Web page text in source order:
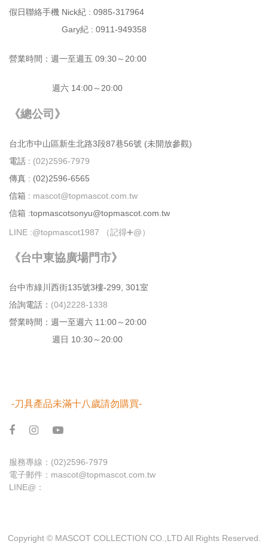
假日聯絡手機 Nick紀 : 0985-317964
Gary紀 : 0911-949358
營業時間：週⼀⾄週五 09:30～20:00
週六 14:00～20:00
《總公司》
台北市中⼭區新⽣北路3段87巷56號 (未開放參觀)
電話 : (02)2596-7979
傳真 : (02)2596-6565
信箱 : mascot@topmascot.com.tw
信箱 :topmascotsonyu@topmascot.com.tw
LINE :@topmascot1987 （記得➕@）
《台中東協廣場門市》
台中市綠川⻄街135號3樓-299, 301室
洽詢電話： (04)2228-1338
營業時間：週⼀⾄週六 11:00～20:00
週日 10:30～20:00
-刀具產品未滿十八歲請勿購買-
服務專線： (02)2596-7979
電子郵件： mascot@topmascot.com.tw
LINE@：
Copyright © MASCOT COLLECTION CO.,LTD All Rights Reserved.